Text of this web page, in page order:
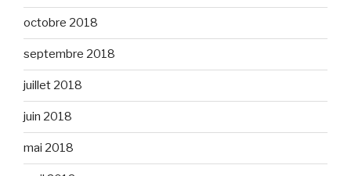
octobre 2018
septembre 2018
juillet 2018
juin 2018
mai 2018